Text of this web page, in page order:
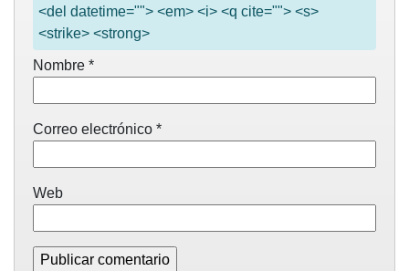
<del datetime=""> <em> <i> <q cite=""> <s>
<strike> <strong>
Nombre *
Correo electrónico *
Web